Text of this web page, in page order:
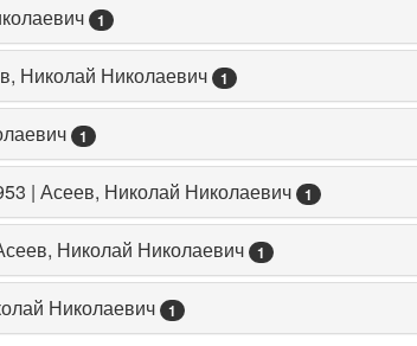
1
Николай Николаевич 1
1
| Асеев, Николай Николаевич 1
Николай Николаевич 1
Николаевич 1